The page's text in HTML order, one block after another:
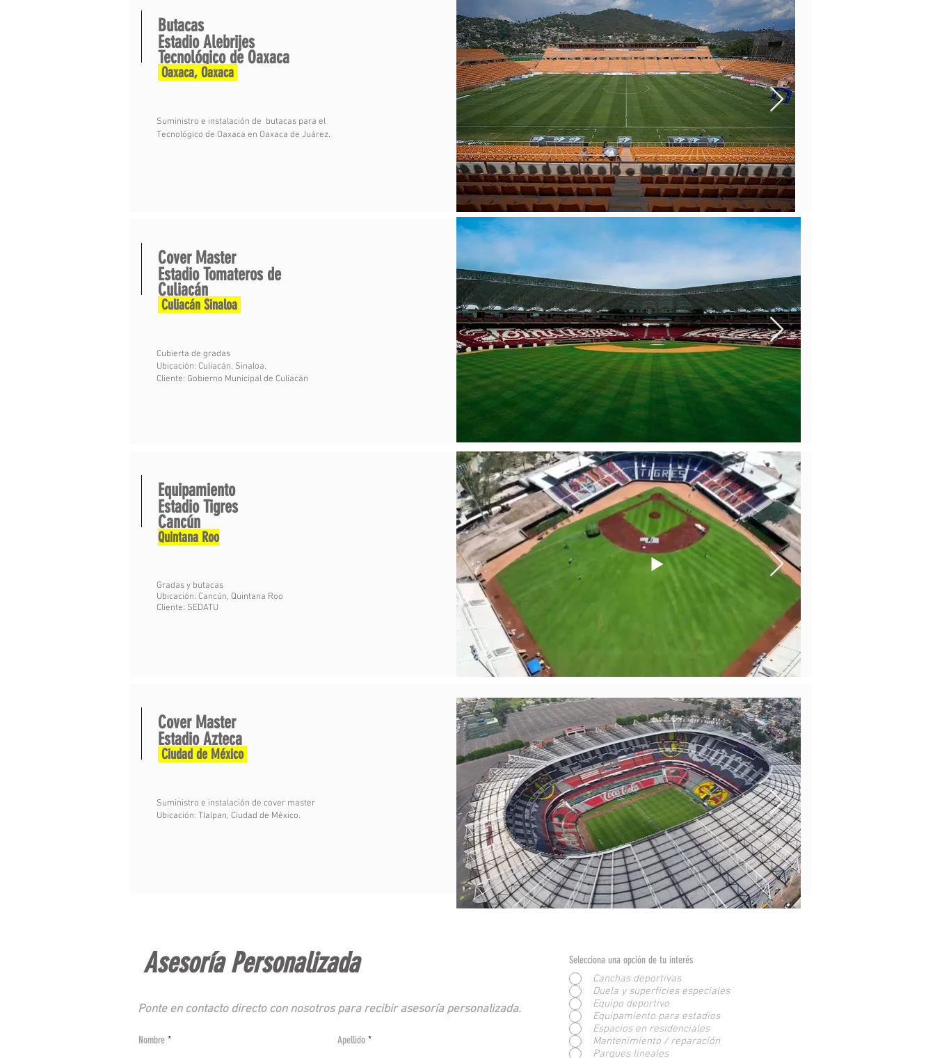
Butacas
Estadio Alebrijes
Tecnológico de Oaxaca
Oaxaca, Oaxaca
Suministro e instalación de butacas para el
Tecnológico de Oaxaca en Oaxaca de Juárez.
Cover Master
Estadio Tomateros de
Culiacán
Culiacán Sinaloa
Cubierta de gradas
Ubicación: Culiacán, Sinaloa.
Cliente: Gobierno Municipal de Culiacán
Equipamiento
Estadio Tigres
Cancún
Quintana Roo
Gradas y butacas
Ubicación: Cancún, Quintana Roo
Cliente: SEDATU
Cover Master
Estadio Azteca
Ciudad de México
Suministro e instalación de cover master
Ubicación: Tlalpan, Ciudad de México.
Asesoría Personalizada
Ponte en contacto directo con nosotros para recibir asesoría personalizada.
Nombre Apellido
Selecciona una opción de tu interés
Canchas deportivas
Duela y superficies especiales
Equipo deportivo
Equipamiento para estadios
Espacios en residenciales
Mantenimiento / reparación
Parques lineales